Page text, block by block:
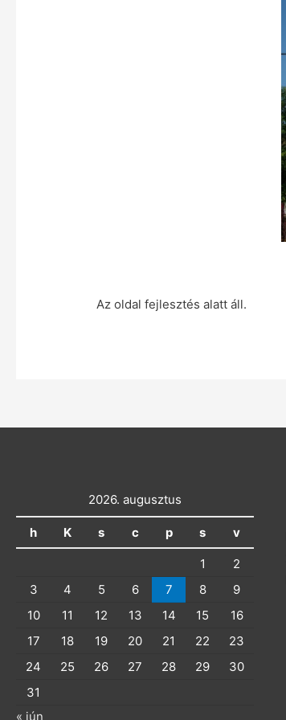
Az oldal fejlesztés alatt áll.
2026. augusztus
h K s c p s v
1
2
3
4 5 6 7 8
9
10
11 12 13 14 15
16
17
18 19 20 21 22
23
24
25 26 27 28 29
30
31
« jún